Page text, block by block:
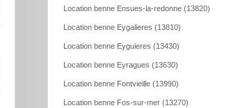
Location benne Ensues-la-redonne (13820)
Location benne Eygalieres (13810)
Location benne Eyguieres (13430)
Location benne Eyragues (13630)
Location benne Fontvieille (13990)
Location benne Fos-sur-mer (13270)